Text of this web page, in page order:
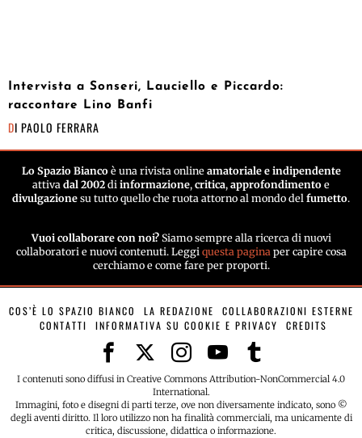
Intervista a Sonseri, Lauciello e Piccardo:
raccontare Lino Banfi
DI PAOLO FERRARA
Lo Spazio Biancoè una rivista online amatoriale e indipendente
attiva dal 2002 di informazione, critica, approfondimento e
divulgazione su tutto quello che ruota attorno al mondo del fumetto.
Vuoi collaborare con noi? Siamo sempre alla ricerca di nuovi
collaboratori e nuovi contenuti. Leggi questa pagina per capire cosa
cerchiamo e come fare per proporti.
COS’È LO SPAZIO BIANCO LA REDAZIONE
COLLABORAZIONI ESTERNE
CONTATTI
INFORMATIVA SU COOKIE E PRIVACY CREDITS
I contenuti sono diffusi in Creative Commons Attribution-NonCommercial 4.0
International.
Immagini, foto e disegni di parti terze, ove non diversamente indicato, sono ©
degli aventi diritto. Il loro utilizzo non ha finalità commerciali, ma unicamente di
critica, discussione, didattica o informazione.